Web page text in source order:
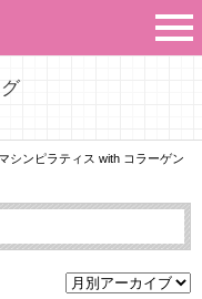
シンピラティス with コラーゲン
ンセプト
ビゲーションシステム
介